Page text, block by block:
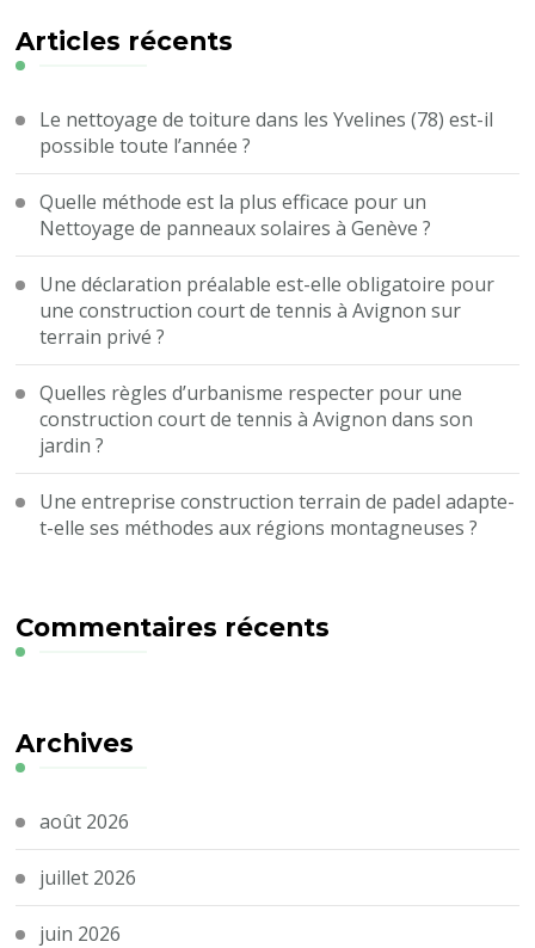
?
Articles récents
Le nettoyage de toiture dans les Yvelines (78) est-il
possible toute l’année ?
Quelle méthode est la plus efficace pour un
Nettoyage de panneaux solaires à Genève ?
Une déclaration préalable est-elle obligatoire pour
une construction court de tennis à Avignon sur
terrain privé ?
Quelles règles d’urbanisme respecter pour une
construction court de tennis à Avignon dans son
jardin ?
Une entreprise construction terrain de padel adapte-
t-elle ses méthodes aux régions montagneuses ?
Commentaires récents
Archives
août 2026
juillet 2026
juin 2026